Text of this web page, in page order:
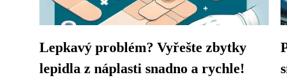
Lepkavý problém? Vyřešte zbytky
lepidla z náplasti snadno a rychle!